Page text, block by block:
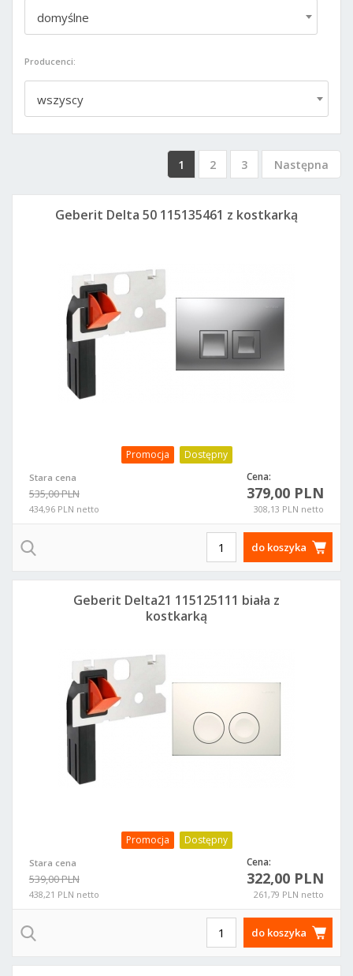
domyślne
Producenci:
wszyscy
1 2 3 Następna
Promocja Dostępny
Stara cena
535,00 PLN
434,96 PLN netto
Cena:
379,00 PLN
308,13 PLN netto
Geberit Delta 50 115135461 z kostkarką
do koszyka
Promocja Dostępny
Stara cena
539,00 PLN
438,21 PLN netto
Cena:
322,00 PLN
261,79 PLN netto
Geberit Delta21 115125111 biała z
kostkarką
do koszyka